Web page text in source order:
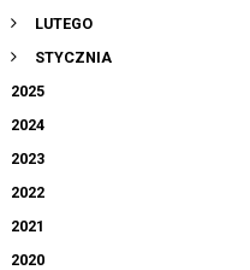
LUTEGO
STYCZNIA
2025
2024
2023
2022
2021
2020